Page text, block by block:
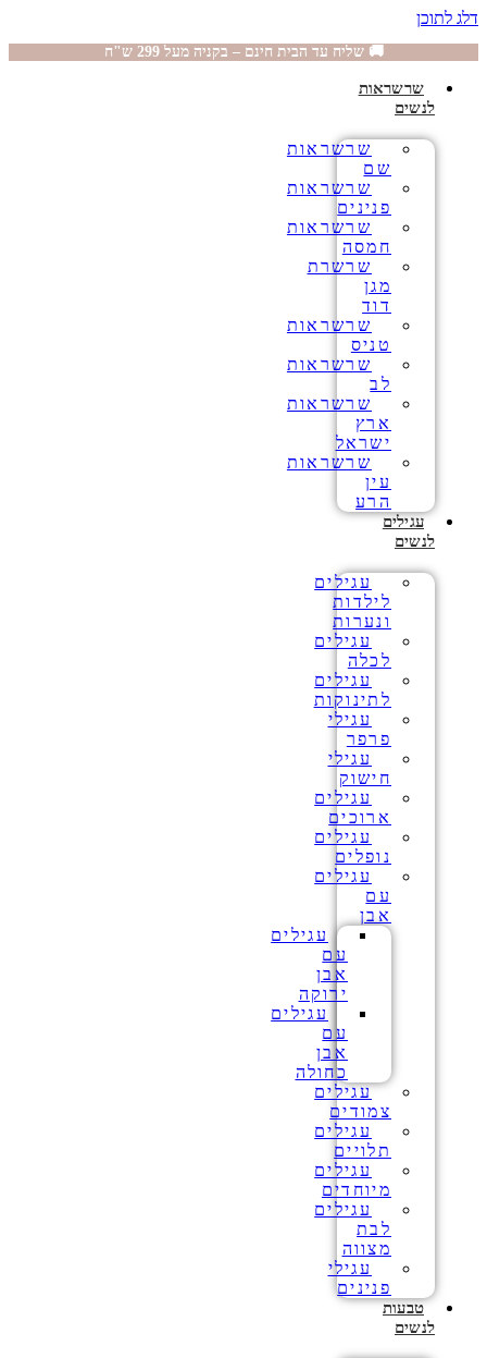
דלג לתוכן
🚚 שליח עד הבית חינם – בקניה מעל 299 ש"ח
שרשראות
לנשים
שרשראות
שם
שרשראות
פנינים
שרשראות
חמסה
שרשרת
מגן
דוד
שרשראות
טניס
שרשראות
לב
שרשראות
ארץ
ישראל
שרשראות
עין
הרע
עגילים
לנשים
עגילים
לילדות
ונערות
עגילים
לכלה
עגילים
לתינוקות
עגילי
פרפר
עגילי
חישוק
עגילים
ארוכים
עגילים
נופלים
עגילים
עם
אבן
עגילים
עם
אבן
ירוקה
עגילים
עם
אבן
כחולה
עגילים
צמודים
עגילים
תלויים
עגילים
מיוחדים
עגילים
לבת
מצווה
עגילי
פנינים
טבעות
לנשים